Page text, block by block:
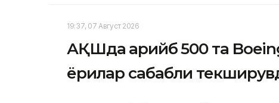
19:37, 07 Август 2026
АҚШда қарийб 500 та
ёриқлар сабабли